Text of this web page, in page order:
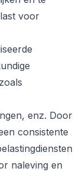
voor
enz. Door
consistente
naleving en